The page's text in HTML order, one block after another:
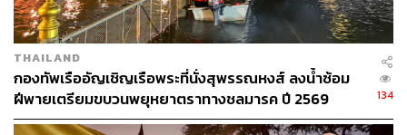
THAILAND
กองทัพเรืออัญเชิญเรือพระที่นั่งสุพรรณหงส์ ลงน้ำซ้อม
ฝีพายเตรียมขบวนพยุหยาตราทางชลมารค ปี 2569
134